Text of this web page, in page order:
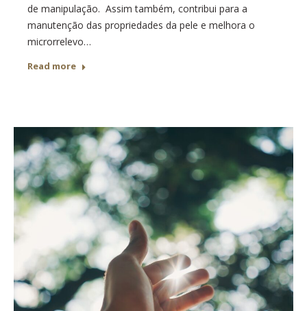
de manipulação. Assim também, contribui para a
manutenção das propriedades da pele e melhora o
microrrelevo…
Read more